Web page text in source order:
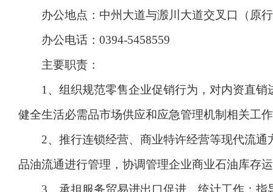
办公地点：中州大道与溵川大道交叉口（原行
办公电话：0394-5458559
主要职责：
1、组织规范零售企业促销行为，对内资直销
健全生活必需品市场供应和应急管理机制相关工
2、推行连锁经营、商业特许经营等现代流通
品油流通进行管理，协调管理企业商业石油库存
3、承担服务贸易进出口促进、统计工作；指